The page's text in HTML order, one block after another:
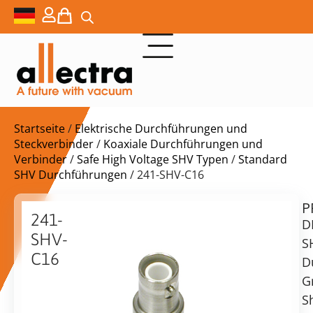
Startseite/ Elektrische Durchführungen und
Steckverbinder/ Koaxiale Durchführungen und
Verbinder/Safe High Voltage SHV Typen /Standard
SHV Durchführungen / 241-SHV-C16
241-
SHV-
C16
$